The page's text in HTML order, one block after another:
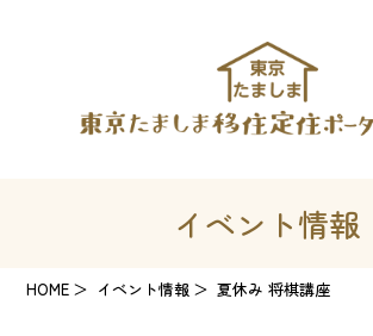
イベント情報
HOME イベント情報 夏休み 将棋講座